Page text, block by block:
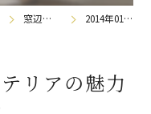
窓辺の日記帳 2014年01月の記事
リアの魅力